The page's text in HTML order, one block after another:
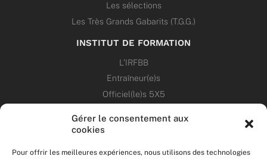
Gérer le consentement aux
cookies
Pour offrir les meilleures expériences, nous utilisons des technologies
Les sélections
Les Très Grands Gabarits (T.G.G.)
INSTITUT DE FORMATION
L’IRFBB
Entraîneur(e)s
Officiel(le)s 5X5